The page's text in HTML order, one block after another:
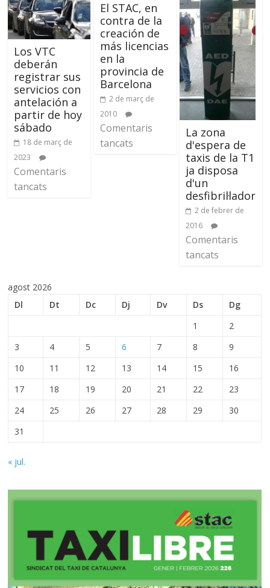
Los VTC
deberán
registrar sus
servicios con
antelación a
partir de hoy
sábado
18 de març de
2023
Comentaris
tancats
El STAC, en
contra de la
creación de
más licencias
en la
provincia de
Barcelona
2 de març de
2010
Comentaris
tancats
La zona
d'espera de
taxis de la T1
ja disposa
d'un
desfibril·lador
2 de febrer de
2016
Comentaris
tancats
agost 2026
Dl
Dt Dc Dj Dv Ds
Dg
1
2
3
4 5 6 7 8
9
10
11 12 13 14 15
16
17
18 19 20 21 22
23
24
25 26 27 28 29
30
31
« jul.